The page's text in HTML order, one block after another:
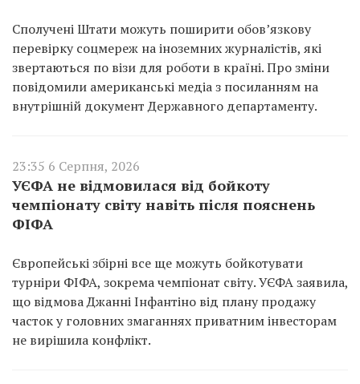
Сполучені Штати можуть поширити обов’язкову
перевірку соцмереж на іноземних журналістів, які
звертаються по візи для роботи в країні. Про зміни
повідомили американські медіа з посиланням на
внутрішній документ Державного департаменту.
23:35 6 Серпня, 2026
УЄФА не відмовилася від бойкоту
чемпіонату світу навіть після пояснень
ФІФА
Європейські збірні все ще можуть бойкотувати
турніри ФІФА, зокрема чемпіонат світу. УЄФА заявила,
що відмова Джанні Інфантіно від плану продажу
часток у головних змаганнях приватним інвесторам
не вирішила конфлікт.